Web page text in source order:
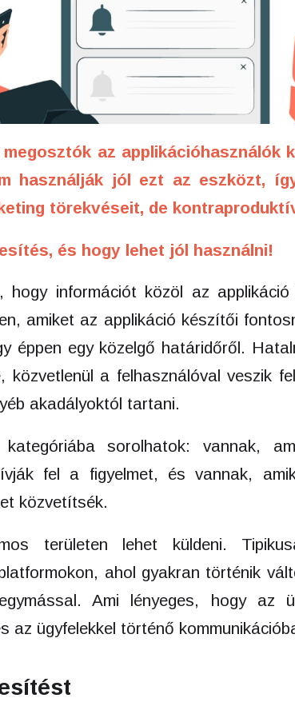
az applikációhasználók
használják jól ezt az eszközt,
törekvéseit, de
és hogy lehet jól használni!
hogy információt közöl az applikáció
amiket az applikáció készítői
éppen egy közelgő határidőről.
közvetlenül a felhasználóval veszik
akadályoktól tartani.
sorolhatok: vannak,
fel a figyelmet, és vannak,
közvetítsék.
területen lehet küldeni.
ahol gyakran történik
Ami lényeges, hogy az
az ügyfelekkel történő